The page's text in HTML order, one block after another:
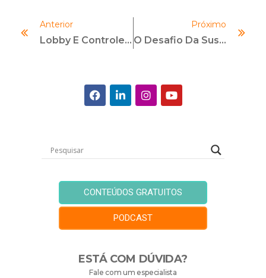
Anterior
Lobby E Controles De Compliance: Uma Perspectiva Prática
Próximo
O Desafio Da Sustentabilidade: Como Integrar Riscos E ODS
CONTEÚDOS GRATUITOS
PODCAST
ESTÁ COM DÚVIDA?
Fale com um especialista